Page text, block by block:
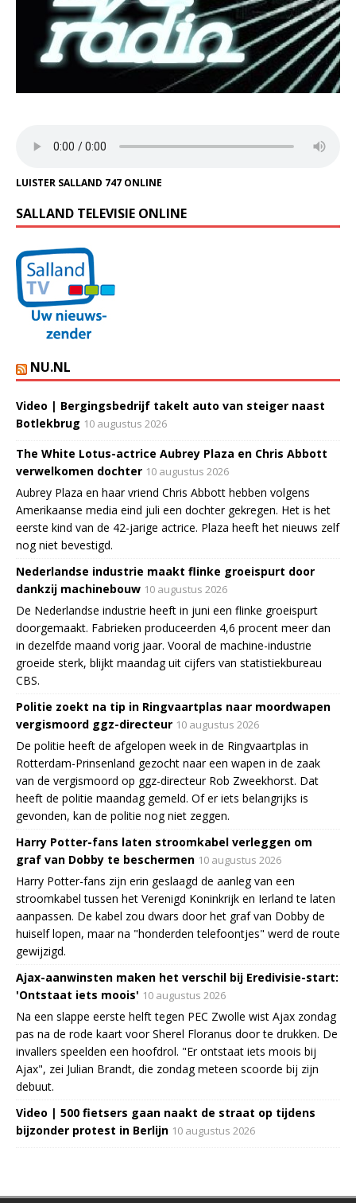
LUISTER SALLAND 747 ONLINE
SALLAND TELEVISIE ONLINE
NU.NL
Video | Bergingsbedrijf takelt auto van steiger naast
Botlekbrug 10 augustus 2026
The White Lotus-actrice Aubrey Plaza en Chris Abbott
verwelkomen dochter 10 augustus 2026
Aubrey Plaza en haar vriend Chris Abbott hebben volgens
Amerikaanse media eind juli een dochter gekregen. Het is het
eerste kind van de 42-jarige actrice. Plaza heeft het nieuws zelf
nog niet bevestigd.
Nederlandse industrie maakt flinke groeispurt door
dankzij machinebouw 10 augustus 2026
De Nederlandse industrie heeft in juni een flinke groeispurt
doorgemaakt. Fabrieken produceerden 4,6 procent meer dan
in dezelfde maand vorig jaar. Vooral de machine-industrie
groeide sterk, blijkt maandag uit cijfers van statistiekbureau
CBS.
Politie zoekt na tip in Ringvaartplas naar moordwapen
vergismoord ggz-directeur 10 augustus 2026
De politie heeft de afgelopen week in de Ringvaartplas in
Rotterdam-Prinsenland gezocht naar een wapen in de zaak
van de vergismoord op ggz-directeur Rob Zweekhorst. Dat
heeft de politie maandag gemeld. Of er iets belangrijks is
gevonden, kan de politie nog niet zeggen.
Harry Potter-fans laten stroomkabel verleggen om
graf van Dobby te beschermen 10 augustus 2026
Harry Potter-fans zijn erin geslaagd de aanleg van een
stroomkabel tussen het Verenigd Koninkrijk en Ierland te laten
aanpassen. De kabel zou dwars door het graf van Dobby de
huiself lopen, maar na "honderden telefoontjes" werd de route
gewijzigd.
Ajax-aanwinsten maken het verschil bij Eredivisie-start:
'Ontstaat iets moois' 10 augustus 2026
Na een slappe eerste helft tegen PEC Zwolle wist Ajax zondag
pas na de rode kaart voor Sherel Floranus door te drukken. De
invallers speelden een hoofdrol. "Er ontstaat iets moois bij
Ajax", zei Julian Brandt, die zondag meteen scoorde bij zijn
debuut.
Video | 500 fietsers gaan naakt de straat op tijdens
bijzonder protest in Berlijn 10 augustus 2026